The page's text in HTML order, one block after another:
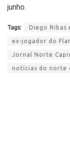
junho.
Tags: Diego Ribas
ex-jogador do
Jornal Norte
notícias do norte